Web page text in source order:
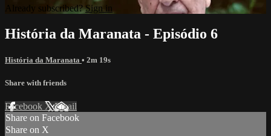
Already subscribed?Sign in
História da Maranata - Episódio 6
História da Maranata • 2m 19s
Share with friends
Facebook XEmail
Share on Facebook
Share on X